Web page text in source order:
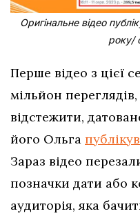
Оригінальне відео
року/
Перше відео з цієї
мільйон
відстежити,
його Ольга
Зараз відео
позначки дати або
аудиторія, яка